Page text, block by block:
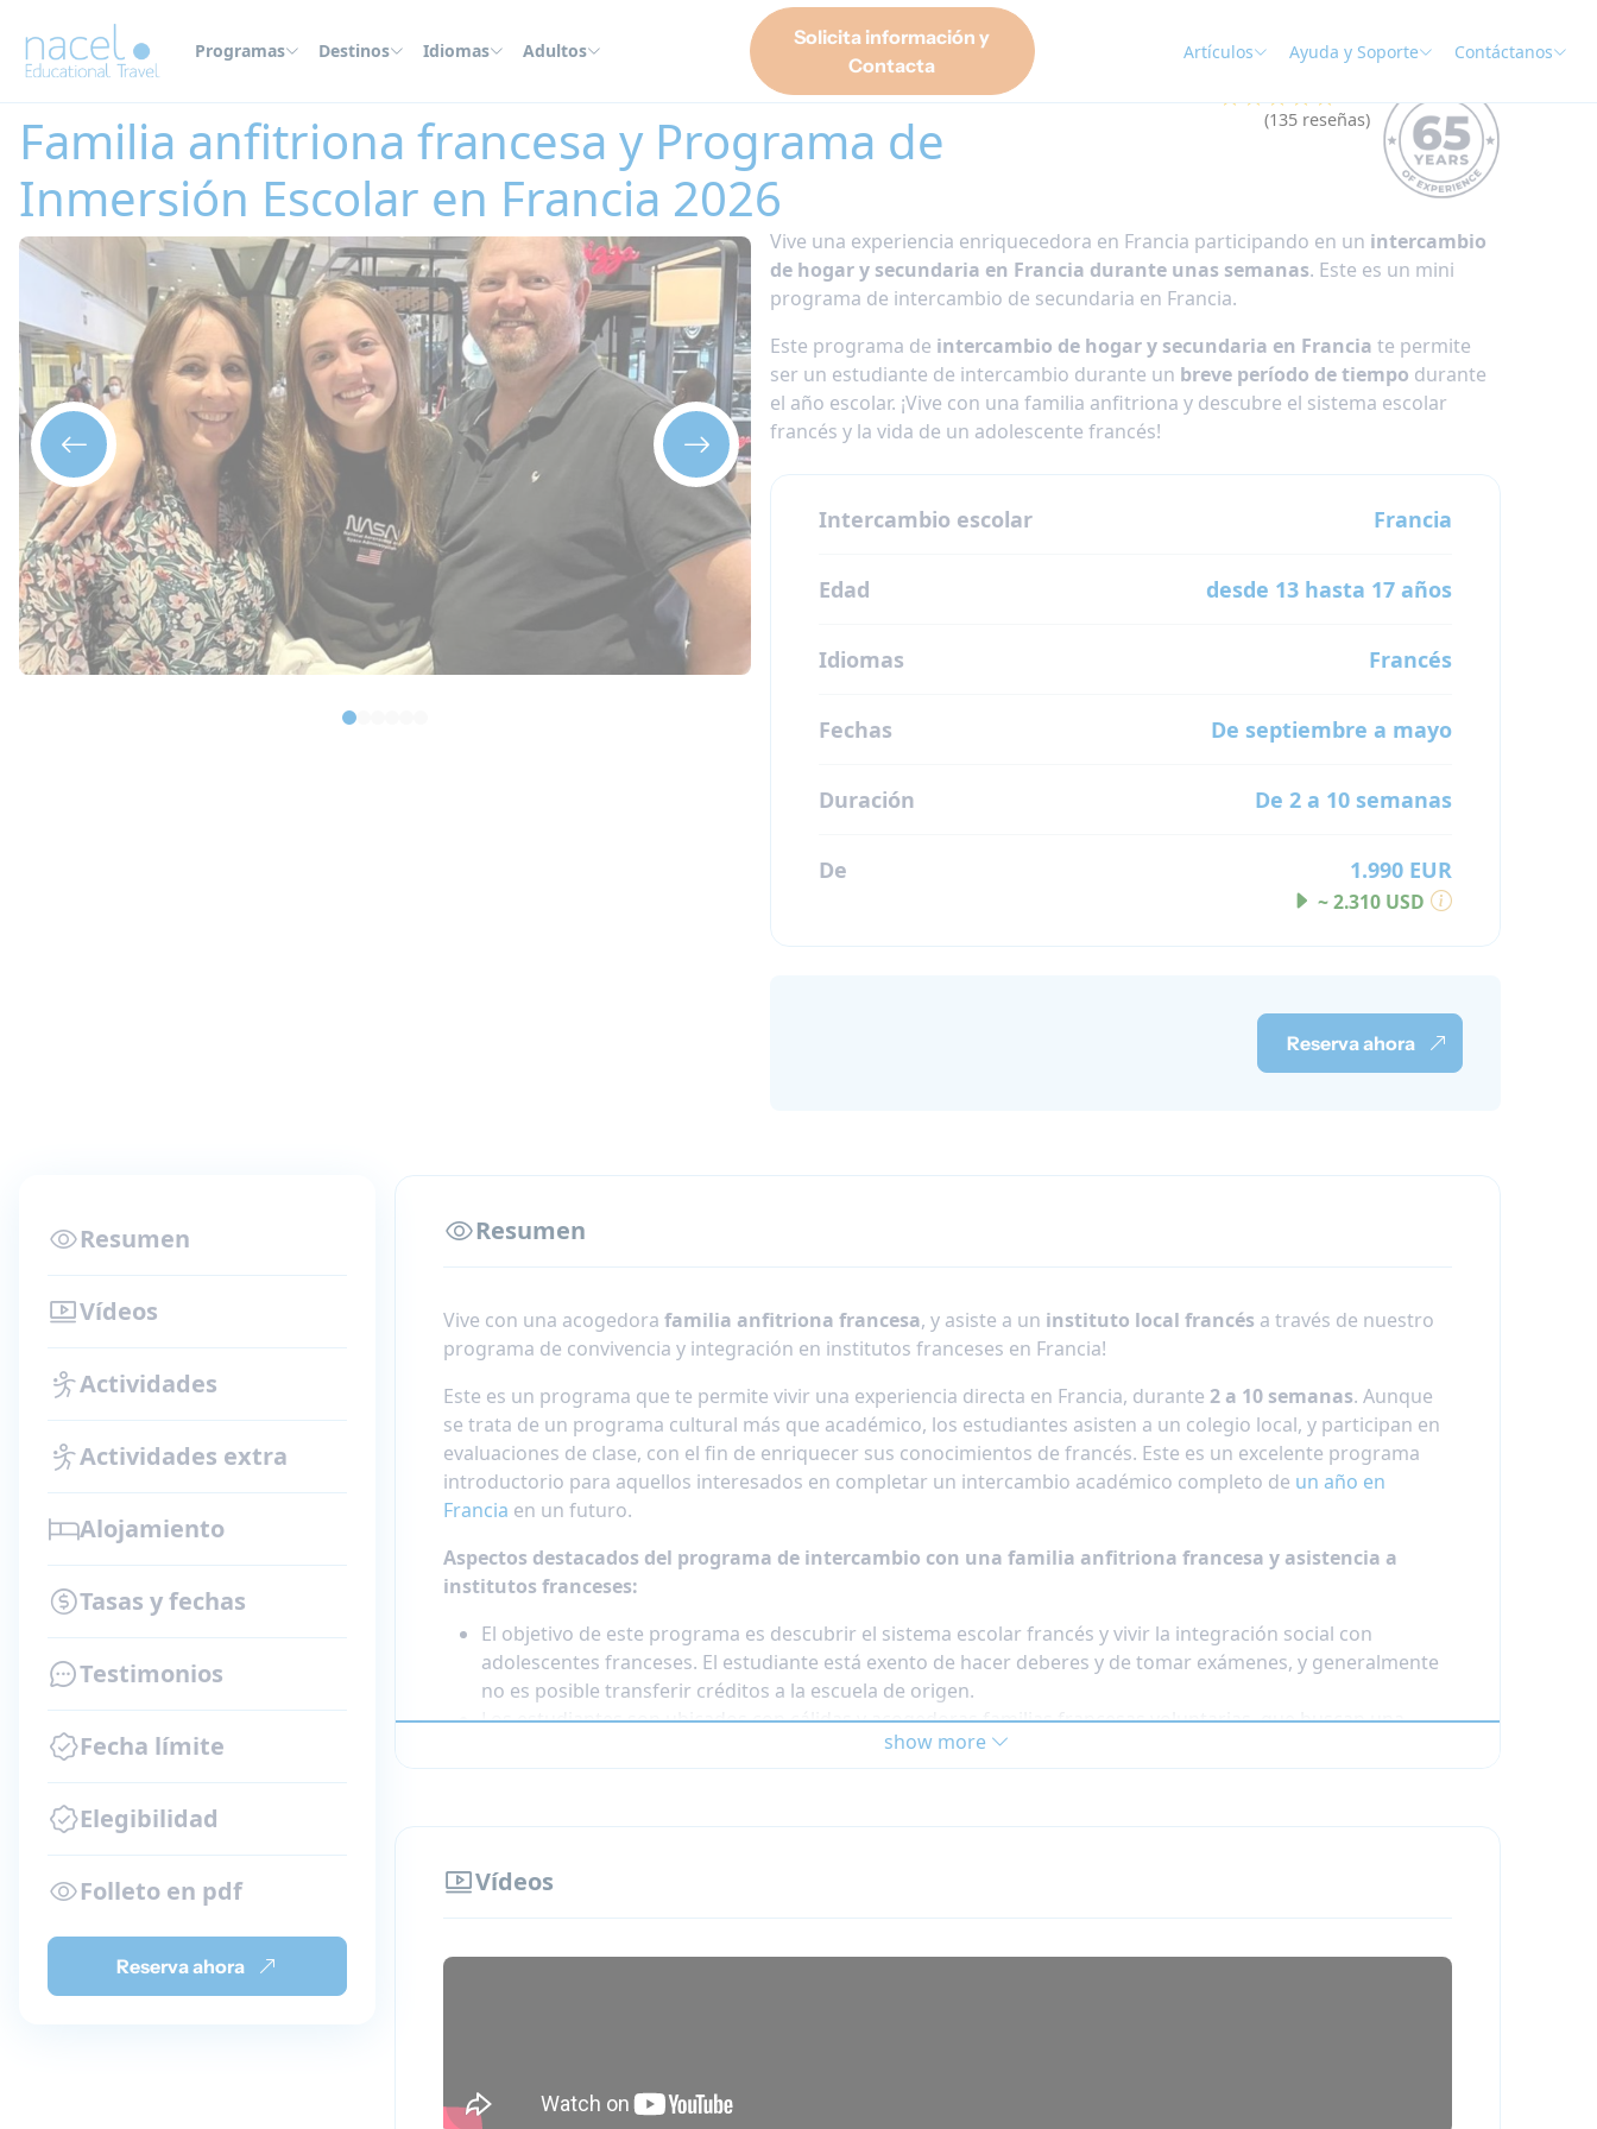
Programas Destinos Idiomas Adultos
Solicita información y
Contacta
Artículos Ayuda y Soporte Contáctanos
★★★★★4.9
(135 reseñas)
Familia anfitriona francesa y Programa de Inmersión Escolar en Francia 2026
Familia anfitriona francesa y Programa de
Inmersión Escolar en Francia 2026
Vive una experiencia enriquecedora en Francia participando en un intercambio
de hogar y secundaria en Francia durante unas semanas. Este es un mini
programa de intercambio de secundaria en Francia.
Este programa de intercambio de hogar y secundaria en Francia te permite
ser un estudiante de intercambio durante un breve período de tiempo durante
el año escolar. ¡Vive con una familia anfitriona y descubre el sistema escolar
francés y la vida de un adolescente francés!
Intercambio escolar Francia
Edad desde 13 hasta 17 años
Idiomas Francés
Fechas De septiembre a mayo
Duración De 2 a 10 semanas
De 1.990 EUR
~ 2.310 USD
Reserva ahora
Resumen
Vídeos
Actividades
Actividades extra
Alojamiento
Tasas y fechas
Testimonios
Fecha límite
Elegibilidad
Folleto en pdf
Reserva ahora
Resumen
Vive con una acogedora familia anfitriona francesa, y asiste a un instituto local francés a través de nuestro
programa de convivencia y integración en institutos franceses en Francia!
Este es un programa que te permite vivir una experiencia directa en Francia, durante 2 a 10 semanas. Aunque
se trata de un programa cultural más que académico, los estudiantes asisten a un colegio local, y participan en
evaluaciones de clase, con el fin de enriquecer sus conocimientos de francés. Este es un excelente programa
introductorio para aquellos interesados en completar un intercambio académico completo de un año en
Francia en un futuro.
Aspectos destacados del programa de intercambio con una familia anfitriona francesa y asistencia a
institutos franceses:
El objetivo de este programa es descubrir el sistema escolar francés y vivir la integración social con
adolescentes franceses. El estudiante está exento de hacer deberes y de tomar exámenes, y generalmente
no es posible transferir créditos a la escuela de origen.
Los estudiantes son ubicados con cálidas y acogedoras familias francesas voluntarias, que buscan una
Los estudiantes tienen una línea de atención 24/7.
show more
Vídeos